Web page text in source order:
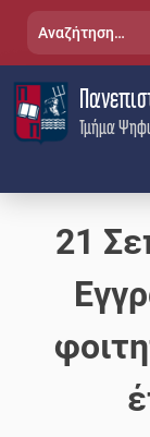
content
Τμήμα
Αναζήτηση
21